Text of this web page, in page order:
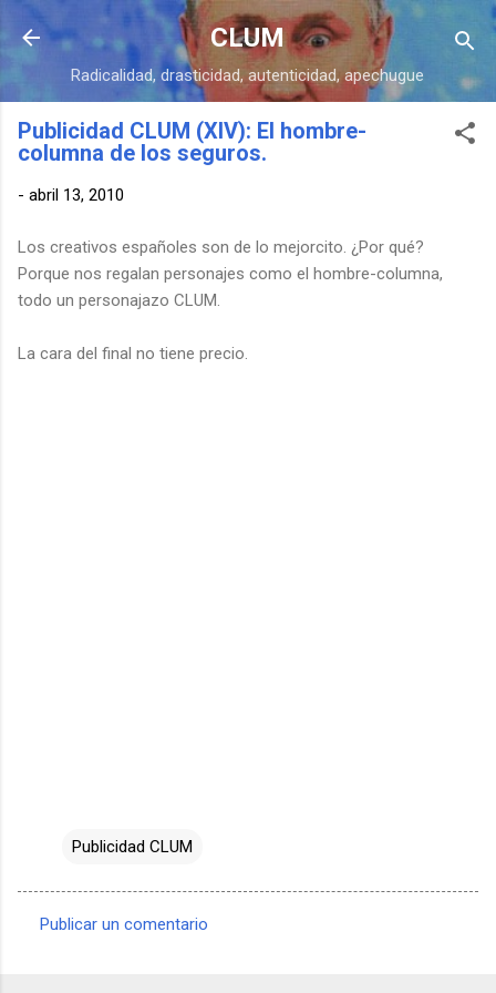
Ir al contenido principal
CLUM
Radicalidad, drasticidad, autenticidad, apechugue
Publicidad CLUM (XIV): El hombre-
columna de los seguros.
- abril 13, 2010
Los creativos españoles son de lo mejorcito. ¿Por qué?
Porque nos regalan personajes como el hombre-columna,
todo un personajazo CLUM.
La cara del final no tiene precio.
Publicidad CLUM
Publicar un comentario